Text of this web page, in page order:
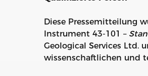
Diese Pressemitteilung
Instrument 43-101 –
Geological Services Ltd.
wissenschaftlichen und